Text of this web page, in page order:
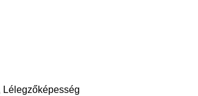
Lélegzőképesség